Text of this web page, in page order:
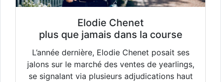
Elodie Chenet
plus que jamais dans la course
L’année dernière, Elodie Chenet posait ses
jalons sur le marché des ventes de yearlings,
se signalant via plusieurs adjudications haut